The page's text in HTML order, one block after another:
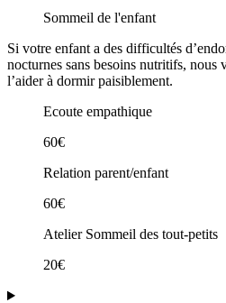
Sommeil de l'enfant
Si votre enfant a des difficultés
nocturnes sans besoins nutritifs, nous
l’aider à dormir paisiblement.
Ecoute empathique
60€
Relation parent/enfant
60€
Atelier Sommeil des tout-petits
20€